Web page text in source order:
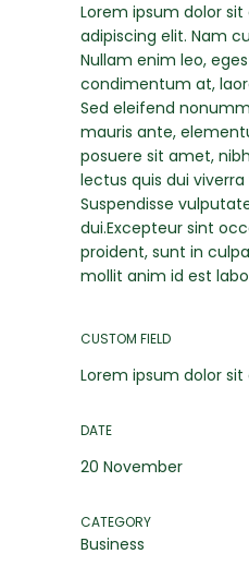
Lorem ipsum dolor
adipiscing elit. Nam
Nullam enim leo,
condimentum at,
Sed eleifend
mauris ante,
posuere sit amet,
lectus quis dui
Suspendisse
dui.Excepteur sint
proident, sunt in
mollit anim id est
CUSTOM FIELD
Lorem ipsum dolor
DATE
20 November
CATEGORY
Business